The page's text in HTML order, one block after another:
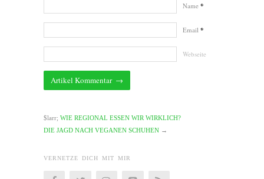
Name *
Email *
Webseite
$larr; WIE REGIONAL ESSEN WIR WIRKLICH?
DIE JAGD NACH VEGANEN SCHUHEN →
VERNETZE DICH MIT MIR